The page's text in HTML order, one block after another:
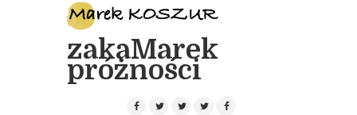
zakaMarek
próżności